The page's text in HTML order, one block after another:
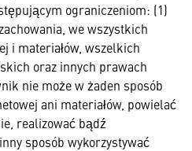
ograniczeniom: (1)
we wszystkich
i materiałów, wszelkich
oraz innych prawach
nie może w żaden sposób
ani materiałów, powielać
realizować bądź
sposób wykorzystywać